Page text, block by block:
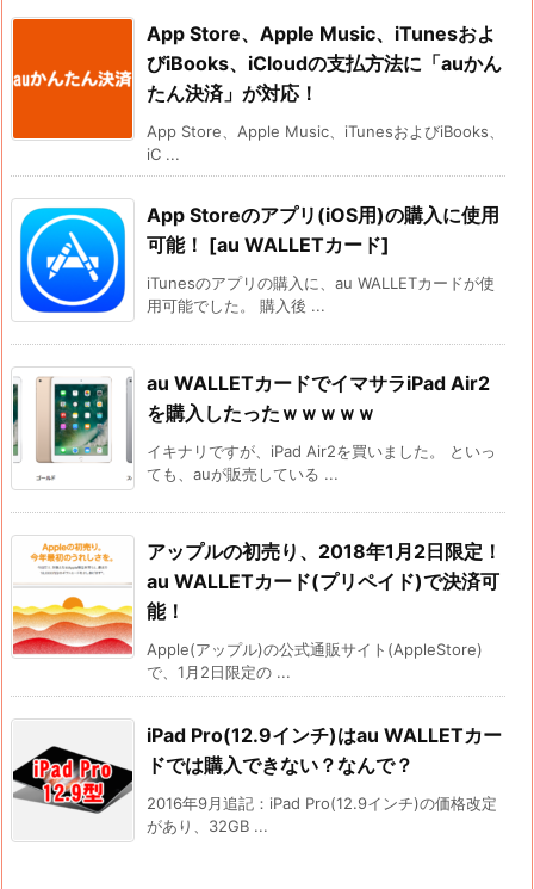
App Store、Apple Music、iTunesおよ
びiBooks、iCloudの支払方法に「auかん
たん決済」が対応！
App Store、Apple Music、iTunesおよびiBooks、
iC ...
App Storeのアプリ(iOS用)の購入に使用
可能！ [au WALLETカード]
iTunesのアプリの購入に、au WALLETカードが使
用可能でした。 購入後 ...
au WALLETカードでイマサラiPad Air2
を購入したったｗｗｗｗｗ
イキナリですが、iPad Air2を買いました。 といっ
ても、auが販売している ...
アップルの初売り、2018年1月2日限定！
au WALLETカード(プリペイド)で決済可
能！
Apple(アップル)の公式通販サイト(AppleStore)
で、1月2日限定の ...
iPad Pro(12.9インチ)はau WALLETカー
ドでは購入できない？なんで？
2016年9月追記：iPad Pro(12.9インチ)の価格改定
があり、32GB ...